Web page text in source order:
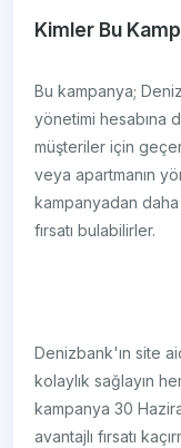
Kimler Bu
Bu kampanya;
yönetimi hesabına
müşteriler için
veya apartmanın
kampanyadan
fırsatı bulabilirler.
Denizbank'ın site
kolaylık sağlayın
kampanya 30
avantajlı fırsatı